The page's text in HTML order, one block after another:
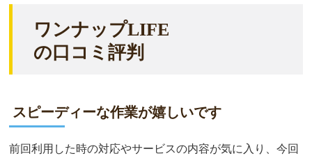
ワンナップLIFE
の口コミ評判
スピーディーな作業が嬉しいです
前回利用した時の対応やサービスの内容が気に入り、今回